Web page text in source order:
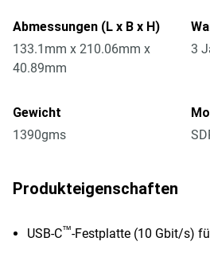
Abmessungen (L x B x H)
133.1mm x 210.06mm x
40.89mm
3
Gewicht
1390gms
Produkteigenschaften
USB-C™-Festplatte (10 Gbit/s)